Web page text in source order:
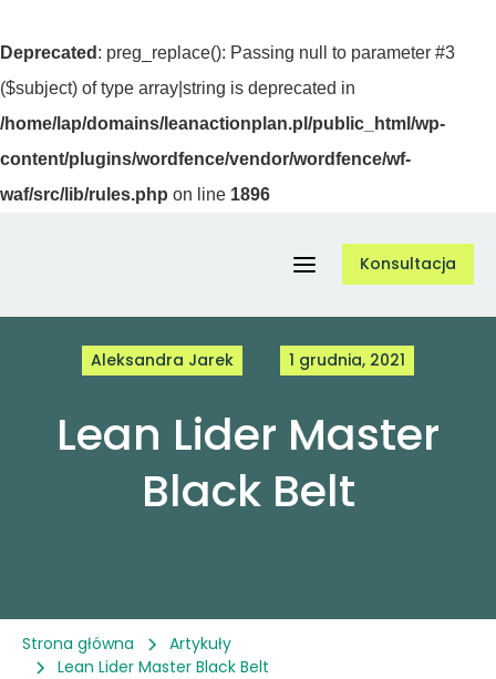
Deprecated : preg_replace(): Passing null to parameter #3
($subject) of type array|string is deprecated in
/home/lap/domains/leanactionplan.pl/public_html/wp-
content/plugins/wordfence/vendor/wordfence/wf-
waf/src/lib/rules.php on line 1896
Toggle
Navigation
Usługi
O nas
Case Study
Konsultacja
Aleksandra Jarek 1 grudnia, 2021
Lean Lider Master
Black Belt
Strona główna
Artykuły
Lean Lider Master Black Belt